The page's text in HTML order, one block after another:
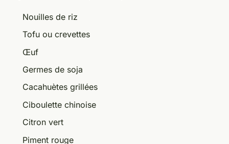
Nouilles de riz
Tofu ou crevettes
Œuf
Germes de soja
Cacahuètes grillées
Ciboulette chinoise
Citron vert
Piment rouge